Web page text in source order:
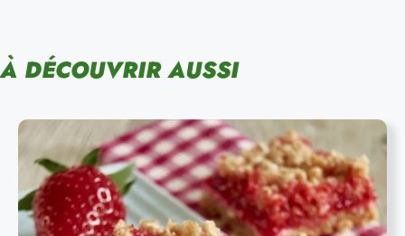
À DÉCOUVRIR AUSSI